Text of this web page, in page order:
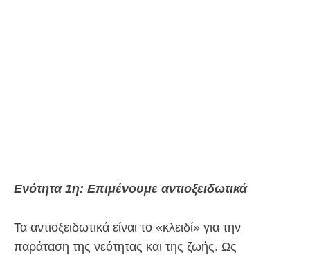
Ενότητα 1η: Επιμένουμε αντιοξειδωτικά
Τα αντιοξειδωτικά είναι το «κλειδί» για την
παράταση της νεότητας και της ζωής. Ως